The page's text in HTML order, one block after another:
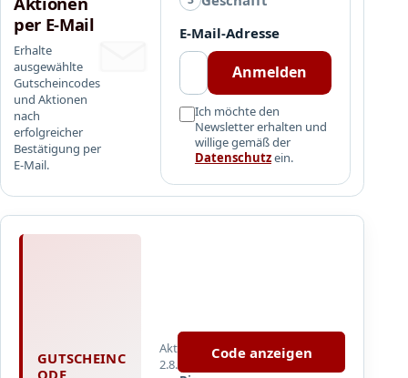
per E-Mail
Erhalte
ausgewählte
Gutscheincodes
und Aktionen
nach
erfolgreicher
Bestätigung per
E-Mail.
E-Mail-Adresse
Anmelden
Ich möchte den
Newsletter erhalten und
willige gemäß der
Datenschutzein.
GUTSCHEINC
l
l
Einlösebedingungen
im
Shop
Aktualisiert
2.8.2026
Code anzeigen